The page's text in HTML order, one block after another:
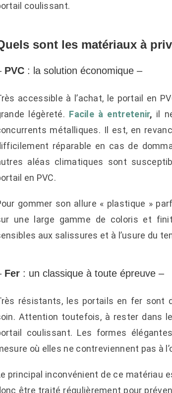
coulissant.
sont les matériaux à
PVC: la solution économique –
accessible à l’achat, le portail en
légèreté. Facile à entretenir, il
métalliques. Il est, en
réparable en cas de
aléas climatiques sont
en PVC.
gommer son allure « plastique »
une large gamme de coloris et
aux salissures et à l’usure du
Fer: un classique à toute épreuve –
résistants, les portails en fer sont
Attention toutefois, à rester dans
coulissant. Les formes
où elles ne contreviennent pas à
principal inconvénient de ce matériau
être traité régulièrement pour